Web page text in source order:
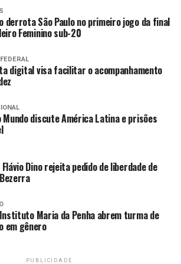
de Gênero e Raça pela
vez
abusos contra mulheres
transporte coletivo
indígena no
e Espanha firmam acordo
promover igualdade de
e combater a misoginia
persistem na garantia de
trabalhistas no campo
derrota São Paulo no primeiro jogo da final
Feminino sub-20
digital visa facilitar o acompanhamento
Mundo discute América Latina e prisões
Dino rejeita pedido de liberdade de
Maria da Penha abrem turma de
em gênero
PUBLICIDADE